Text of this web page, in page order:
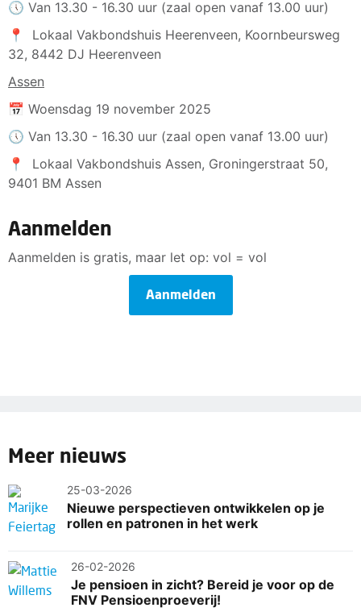
🕔 Van 13.30 - 16.30 uur (zaal open vanaf 13.00 uur)
📍 Lokaal Vakbondshuis Heerenveen, Koornbeursweg
32, 8442 DJ Heerenveen
Assen
📅 Woensdag 19 november 2025
🕔 Van 13.30 - 16.30 uur (zaal open vanaf 13.00 uur)
📍 Lokaal Vakbondshuis Assen, Groningerstraat 50,
9401 BM Assen
Aanmelden
Aanmelden is gratis, maar let op: vol = vol
Aanmelden
Meer nieuws
25-03-2026
Nieuwe perspectieven ontwikkelen op je
rollen en patronen in het werk
26-02-2026
Je pensioen in zicht? Bereid je voor op de
FNV Pensioenproeverij!